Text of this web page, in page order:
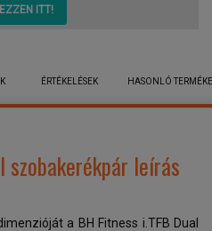
ITT!
ÉRTÉKELÉSEK HASONLÓ
szobakerékpár leírás
a BH Fitness i.TFB Dual